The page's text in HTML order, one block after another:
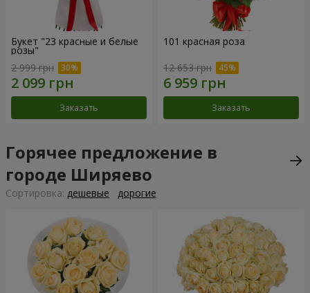
Букет "23 красные и белые
розы"
2 999 грн
Заказать
101 красная роза
12 653 грн
Заказать
Горячее предложение в
городе Ширяево
Cортировка: дешевые дорогие